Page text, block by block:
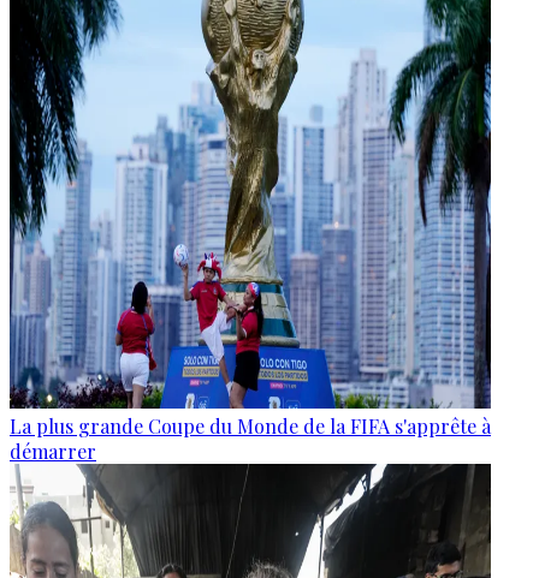
La plus grande Coupe du Monde de la FIFA s'apprête à
démarrer